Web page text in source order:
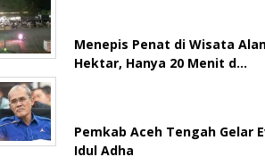
Menepis Penat di Wisata
Hektar, Hanya 20 Menit d…
Pemkab Aceh Tengah Gelar
Idul Adha